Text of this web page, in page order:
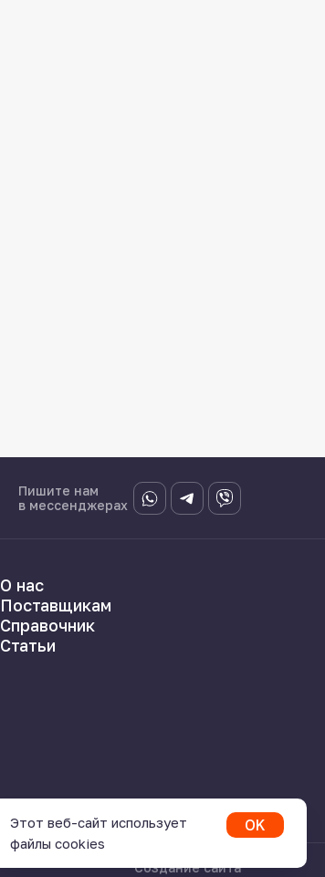
Пишите нам
в мессенджерах
Создание сайта
О нас
Поставщикам
Справочник
Статьи
Этот веб-сайт использует
файлы cookies
OK